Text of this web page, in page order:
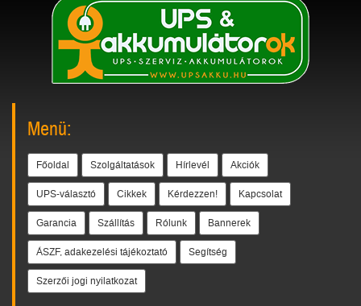
Menü:
Főoldal Szolgáltatások Hírlevél Akciók
UPS-választó Cikkek Kérdezzen! Kapcsolat
Garancia Szállítás Rólunk Bannerek
ÁSZF, adakezelési tájékoztató Segítség
Szerzői jogi nyilatkozat